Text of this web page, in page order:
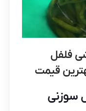
فلفل
قیمت
سوزنی